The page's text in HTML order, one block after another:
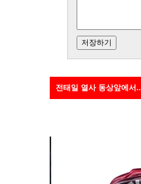
전태일 열사 동상앞에서..